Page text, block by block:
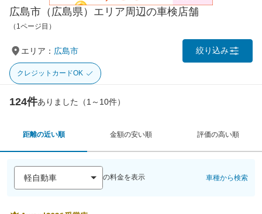
広島市（広島県）エリア周辺の車検店舗
（1ページ目）
エリア： 広島市 絞り込み
クレジットカードOK
124件ありました（1～10件）
距離の近い順 金額の安い順 評価の高い順
の料金を表示 車種から検索